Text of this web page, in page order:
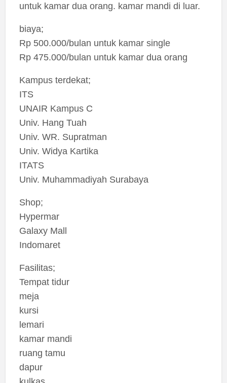
untuk kamar dua orang. kamar mandi di luar.
biaya;
Rp 500.000/bulan untuk kamar single
Rp 475.000/bulan untuk kamar dua orang
Kampus terdekat;
ITS
UNAIR Kampus C
Univ. Hang Tuah
Univ. WR. Supratman
Univ. Widya Kartika
ITATS
Univ. Muhammadiyah Surabaya
Shop;
Hypermar
Galaxy Mall
Indomaret
Fasilitas;
Tempat tidur
meja
kursi
lemari
kamar mandi
ruang tamu
dapur